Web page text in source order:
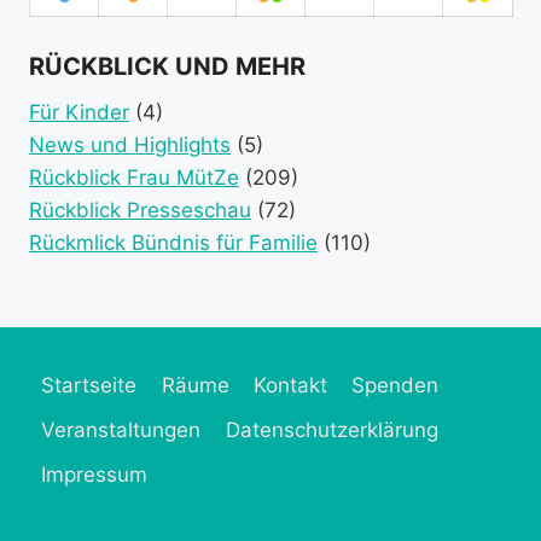
event
event
event
RÜCKBLICK UND MEHR
Für Kinder (4)
News und Highlights (5)
Rückblick Frau MütZe (209)
Rückblick Presseschau (72)
Rückmlick Bündnis für Familie (110)
Startseite Räume Kontakt
Spenden
Veranstaltungen
Datenschutzerklärung
Impressum